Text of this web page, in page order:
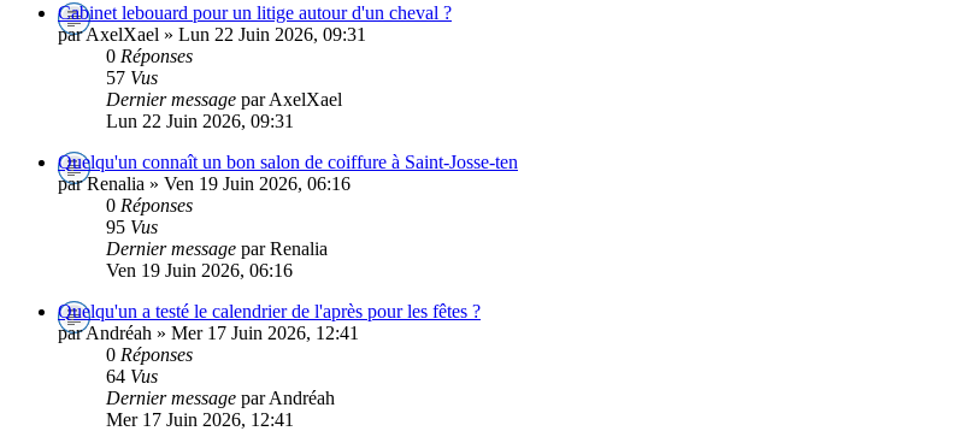
Cabinet lebouard pour un litige autour d'un cheval ?
par AxelXael » Lun 22 Juin 2026, 09:31
0 Réponses
57 Vus
Dernier message par AxelXael
Lun 22 Juin 2026, 09:31
Quelqu'un connaît un bon salon de coiffure à Saint-Josse-ten
par Renalia » Ven 19 Juin 2026, 06:16
0 Réponses
95 Vus
Dernier message par Renalia
Ven 19 Juin 2026, 06:16
Quelqu'un a testé le calendrier de l'après pour les fêtes ?
par Andréah » Mer 17 Juin 2026, 12:41
0 Réponses
64 Vus
Dernier message par Andréah
Mer 17 Juin 2026, 12:41